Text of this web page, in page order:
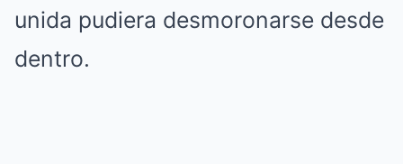
unida pudiera desmoronarse desde
dentro.